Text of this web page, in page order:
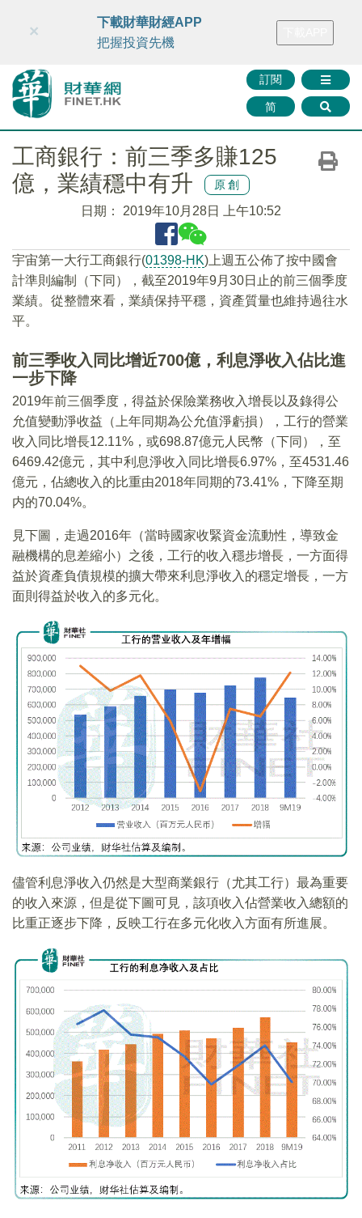
財華智庫網 FINTV FINMETA 財華證券 媒體矩陣
訂閱
简
×
下載財華財經APP
把握投資先機
工商銀行：前三季多賺125
億，業績穩中有升
原創
日期： 2019年10月28日 上午10:52
宇宙第一大行工商銀行(01398-HK)上週五公佈了按中國會
計準則編制（下同），截至2019年9月30日止的前三個季度
業績。從整體來看，業績保持平穩，資產質量也維持過往水
平。
前三季收入同比增近700億，利息淨收入佔比進
一步下降
2019年前三個季度，得益於保險業務收入增長以及錄得公
允值變動淨收益（上年同期為公允值淨虧損），工行的營業
收入同比增長12.11%，或698.87億元人民幣（下同），至
6469.42億元，其中利息淨收入同比增長6.97%，至4531.46
億元，佔總收入的比重由2018年同期的73.41%，下降至期
内的70.04%。
見下圖，走過2016年（當時國家收緊資金流動性，導致金
融機構的息差縮小）之後，工行的收入穩步增長，一方面得
益於資產負債規模的擴大帶來利息淨收入的穩定增長，一方
面則得益於收入的多元化。
儘管利息淨收入仍然是大型商業銀行（尤其工行）最為重要
的收入來源，但是從下圖可見，該項收入佔營業收入總額的
比重正逐步下降，反映工行在多元化收入方面有所進展。